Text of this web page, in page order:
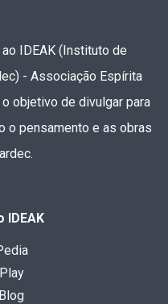
IDEAK (Instituto de
- Associação Espírita
objetivo de divulgar para
o pensamento e as obras
IDEAK